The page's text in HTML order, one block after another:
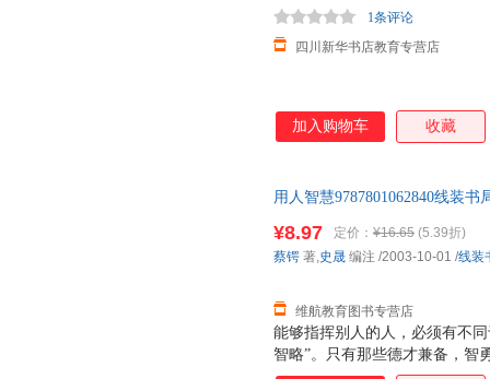
四川新华书店教育专营店
1条评论
加入购物车 收藏
用人智慧9787801062840线装
能够指挥别人的人，必须有不
智略”。只有那些德才兼备，智
¥8.97 定价： ¥16.65 (5.39折)
维航教育图书专营店
蔡锷 著,史晟 编注 /2003-10-01 /线装